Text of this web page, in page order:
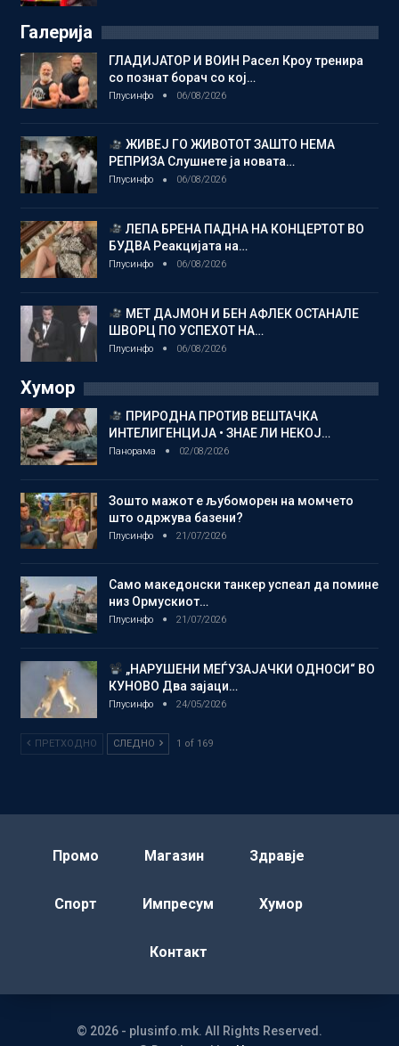
Галерија
ГЛАДИЈАТОР И ВОИН Расел Кроу тренира
со познат борач со кој…
Плусинфо 06/08/2026
ЖИВЕЈ ГО ЖИВОТОТ ЗАШТО НЕМА
РЕПРИЗА Слушнете ја новата…
Плусинфо 06/08/2026
ЛЕПА БРЕНА ПАДНА НА КОНЦЕРТОТ ВО
БУДВА Реакцијата на…
Плусинфо 06/08/2026
МЕТ ДАЈМОН И БЕН АФЛЕК ОСТАНАЛЕ
ШВОРЦ ПО УСПЕХОТ НА…
Плусинфо 06/08/2026
Хумор
ПРИРОДНА ПРОТИВ ВЕШТАЧКА
ИНТЕЛИГЕНЦИЈА • ЗНАЕ ЛИ НЕКОЈ…
Панорама 02/08/2026
Зошто мажот е љубоморен на момчето
што одржува базени?
Плусинфо 21/07/2026
Само македонски танкер успеал да помине
низ Ормускиот…
Плусинфо 21/07/2026
„НАРУШЕНИ МЕЃУЗАЈАЧКИ ОДНОСИ“ ВО
КУНОВО Два зајаци…
Плусинфо 24/05/2026
ПРЕТХОДНО СЛЕДНО 1 of 169
Промо Магазин Здравје
Спорт Импресум Хумор
Контакт
© 2026 - plusinfo.mk. All Rights Reserved.